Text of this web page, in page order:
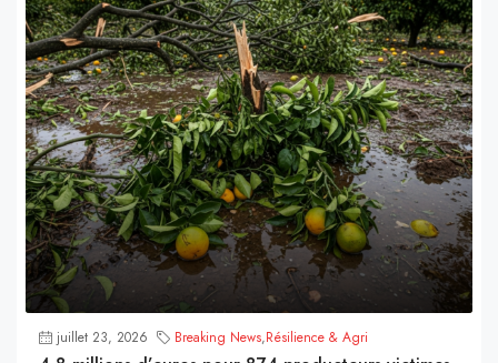
juillet 23, 2026 Breaking News,Résilience & Agri